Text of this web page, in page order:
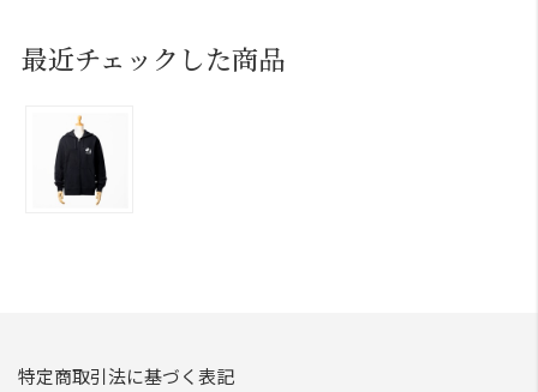
最近チェックした商品
特定商取引法に基づく表記